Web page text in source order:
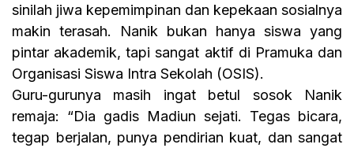
sinilah jiwa kepemimpinan dan kepekaan sosialnya
makin terasah. Nanik bukan hanya siswa yang
pintar akademik, tapi sangat aktif di Pramuka dan
Organisasi Siswa Intra Sekolah (OSIS).
Guru-gurunya masih ingat betul sosok Nanik
remaja: “Dia gadis Madiun sejati. Tegas bicara,
tegap berjalan, punya pendirian kuat, dan sangat